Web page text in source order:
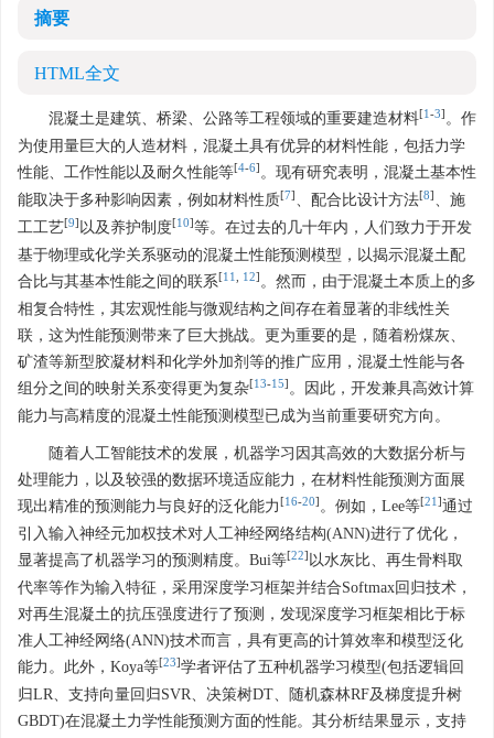
摘要
HTML全文
混凝土是建筑、桥梁、公路等工程领域的重要建造材料[1 -3] 。作
为使用量巨大的人造材料，混凝土具有优异的材料性能，包括力学
性能、工作性能以及耐久性能等[4-6] 。现有研究表明，混凝土基本性
能取决于多种影响因素，例如材料性质[7] 、配合比设计方法[8] 、施
工工艺[9] 以及养护制度[10]等。在过去的几十年内，人们致力于开发
基于物理或化学关系驱动的混凝土性能预测模型，以揭示混凝土配
合比与其基本性能之间的联系[11 12] 。然而，由于混凝土本质上的多
相复合特性，其宏观性能与微观结构之间存在着显著的非线性关
联，这为性能预测带来了巨大挑战。更为重要的是，随着粉煤灰、
矿渣等新型胶凝材料和化学外加剂等的推广应用，混凝土性能与各
组分之间的映射关系变得更为复杂[13-15] 。因此，开发兼具高效计算
能力与高精度的混凝土性能预测模型已成为当前重要研究方向。
随着人工智能技术的发展，机器学习因其高效的大数据分析与
处理能力，以及较强的数据环境适应能力，在材料性能预测方面展
现出精准的预测能力与良好的泛化能力 [16-20] 。例如，Lee等[21 ]通过
引入输入神经元加权技术对人工神经网络结构(ANN)进行了优化，
显著提高了机器学习的预测精度。Bui等[22] 以水灰比、再生骨料取
代率等作为输入特征，采用深度学习框架并结合Softmax回归技术，
对再生混凝土的抗压强度进行了预测，发现深度学习框架相比于标
准人工神经网络(ANN)技术而言，具有更高的计算效率和模型泛化
能力。此外，Koya等[23]学者评估了五种机器学习模型(包括逻辑回
归LR、支持向量回归SVR、决策树DT、随机森林RF及梯度提升树
GBDT)在混凝土力学性能预测方面的性能。其分析结果显示，支持